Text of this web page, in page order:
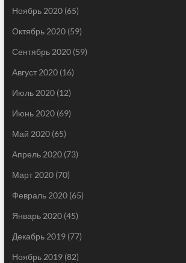
Ноябрь 2020(65)
Октябрь 2020(59)
Сентябрь 2020(59)
Август 2020(16)
Июль 2020(12)
Июнь 2020(69)
Май 2020(65)
Апрель 2020(73)
Март 2020(70)
Февраль 2020(65)
Январь 2020(45)
Декабрь 2019(77)
Ноябрь 2019(82)